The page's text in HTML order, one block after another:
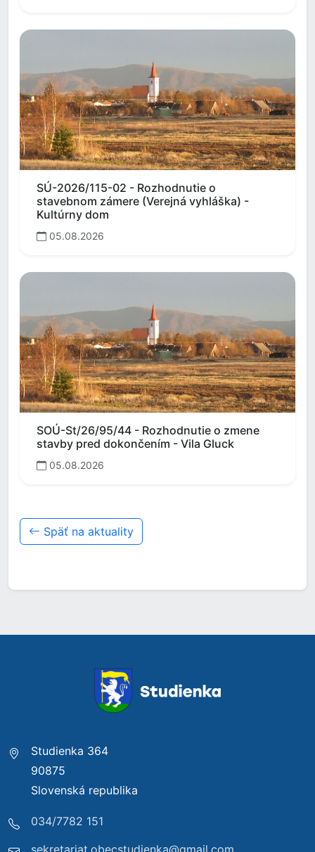
SÚ-2026/115-02 - Rozhodnutie o
stavebnom zámere (Verejná vyhláška) -
Kultúrny dom
05.08.2026
SOÚ-St/26/95/44 - Rozhodnutie o zmene
stavby pred dokončením - Vila Gluck
05.08.2026
Späť na aktuality
Studienka 364
90875
Slovenská republika
034/7782 151
sekretariat.obecstudienka@gmail.com